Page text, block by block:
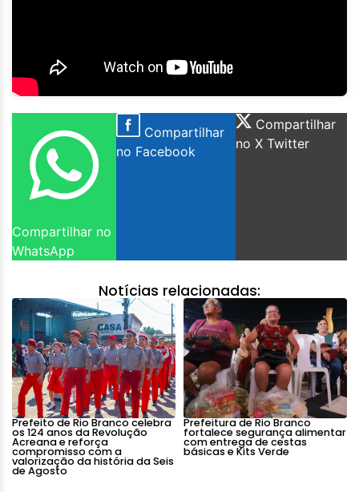
Compartilhar no
WhatsApp
Compartilhar
no Facebook
Compartilhar
no X Twitter
Notícias relacionadas:
Prefeito de Rio Branco celebra
os 124 anos da Revolução
Acreana e reforça
compromisso com a
valorização da história da Seis
de Agosto
Prefeitura de Rio Branco
fortalece segurança alimentar
com entrega de cestas
básicas e Kits Verde